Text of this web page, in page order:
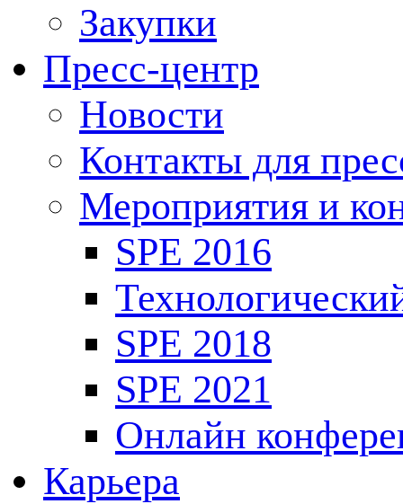
Закупки
Пресс-центр
Новости
Контакты для
Мероприятия и
SPE 2016
SPE 2018
SPE 2021
Онлайн
Карьера